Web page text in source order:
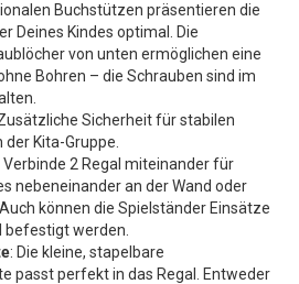
Buchstützen präsentieren die
Deines Kindes optimal. Die
von unten ermöglichen eine
Bohren – die Schrauben sind im
Sicherheit für stabilen
Kita-Gruppe.
Verbinde 2 Regal miteinander für
nebeneinander an der Wand oder
können die Spielständer Einsätze
werden.
: Die kleine, stapelbare
passt perfekt in das Regal. Entweder